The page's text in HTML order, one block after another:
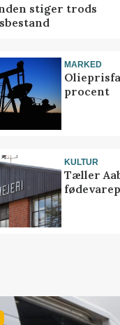
stiger trods
MARKED
procent
KULTUR
Tæller